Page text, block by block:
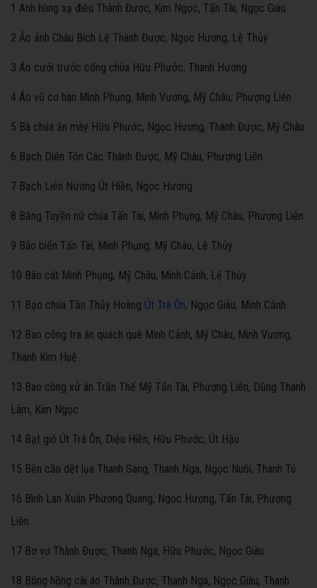
1 Anh hùng xạ điêu Thành Được, Kim Ngọc, Tấn Tài, Ngọc Giàu
2 Ảo ảnh Châu Bích Lệ Thành Được, Ngọc Hương, Lệ Thủy
3 Áo cưới trước cổng chùa Hữu Phước, Thanh Hương
4 Áo vũ cơ hàn Minh Phụng, Minh Vương, Mỹ Châu, Phượng Liên
5 Bà chúa ăn mày Hữu Phước, Ngọc Hương, Thành Được, Mỹ Châu
6 Bạch Diên Tôn Các Thành Được, Mỹ Châu, Phượng Liên
7 Bạch Liên Nương Út Hiền, Ngọc Hương
8 Băng Tuyền nữ chúa Tấn Tài, Minh Phụng, Mỹ Châu, Phượng Liên
9 Bão biển Tấn Tài, Minh Phụng, Mỹ Châu, Lệ Thủy
10 Bão cát Minh Phụng, Mỹ Châu, Minh Cảnh, Lệ Thủy
11 Bạo chúa Tần Thủy Hoàng Út Trà Ôn, Ngọc Giàu, Minh Cảnh
12 Bao công tra án quách què Minh Cảnh, Mỹ Châu, Minh Vương,
Thanh Kim Huệ
13 Bao công xử án Trần Thế Mỹ Tấn Tài, Phượng Liên, Dũng Thanh
Lâm, Kim Ngọc
14 Bạt gió Út Trà Ôn, Diệu Hiền, Hữu Phước, Út Hậu
15 Bên cầu dệt lụa Thanh Sang, Thanh Nga, Ngọc Nuôi, Thanh Tú
16 Bình Lan Xuân Phương Quang, Ngọc Hương, Tấn Tài, Phượng
Liên
17 Bơ vơ Thành Được, Thanh Nga, Hữu Phước, Ngọc Giàu
18 Bông hồng cài áo Thành Được, Thanh Nga, Ngọc Giàu, Thanh